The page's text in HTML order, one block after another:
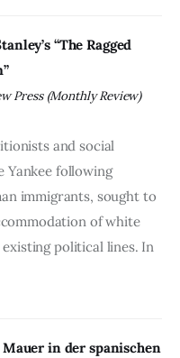
“The Ragged
Press (Monthly Review)
and social
Yankee following
immigrants, sought to
of white
political lines. In
in der spanischen